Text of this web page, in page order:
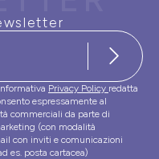
Privacy Policy redatta
espressamente al
commerciali da parte di
(con modalità
con inviti e comunicazioni
es. posta cartacea)